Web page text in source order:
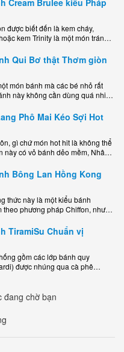
được biết đến là kem cháy,
kem Trinity là một món tráng
Qui Bơ thật Thơm giòn
món bánh mà các bé nhỏ rất
này không cần dùng quá nhiều
Phô Mai Kéo Sợi Hot
gì chứ món hot hit là không thể
này có vỏ bánh dẻo mềm, Nhân
Bông Lan Hồng Kong
thức này là một kiểu bánh
theo phương pháp Chiffon, nhưng
TiramiSu Chuẩn vị
gồm các lớp bánh quy
được nhúng qua cà phê
đang chờ bạn